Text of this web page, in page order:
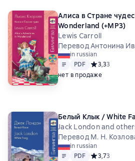
Алиса в Стране
Wonderland (+MP3)
Lewis Carroll
Перевод Антонина
in russian
Text
PDF
PDF Средний
3,33
нет в продаже
Белый Клык / White
Jack London and
Перевод М. Н.
in russian
Text
PDF
PDF Средний
3,73